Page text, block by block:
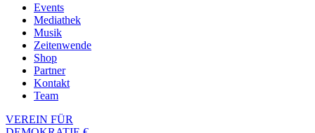
Events
Mediathek
Musik
Zeitenwende
Shop
Partner
Kontakt
Team
VEREIN FÜR